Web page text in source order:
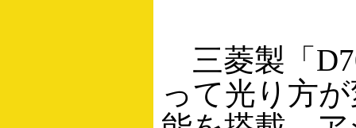
三菱製「
って光り方